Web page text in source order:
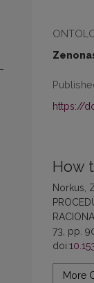
https://
How
Norkus,
73, pp.
doi:
More